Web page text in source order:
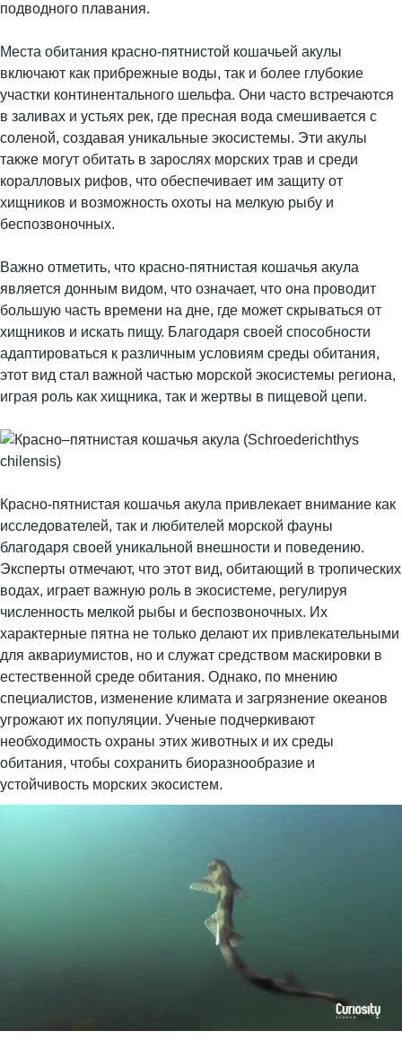
подводного плавания.
Места обитания красно-пятнистой кошачьей акулы
включают как прибрежные воды, так и более глубокие
участки континентального шельфа. Они часто встречаются
в заливах и устьях рек, где пресная вода смешивается с
соленой, создавая уникальные экосистемы. Эти акулы
также могут обитать в зарослях морских трав и среди
коралловых рифов, что обеспечивает им защиту от
хищников и возможность охоты на мелкую рыбу и
беспозвоночных.
Важно отметить, что красно-пятнистая кошачья акула
является донным видом, что означает, что она проводит
большую часть времени на дне, где может скрываться от
хищников и искать пищу. Благодаря своей способности
адаптироваться к различным условиям среды обитания,
этот вид стал важной частью морской экосистемы региона,
играя роль как хищника, так и жертвы в пищевой цепи.
Красно-пятнистая кошачья акула привлекает внимание как
исследователей, так и любителей морской фауны
благодаря своей уникальной внешности и поведению.
Эксперты отмечают, что этот вид, обитающий в тропических
водах, играет важную роль в экосистеме, регулируя
численность мелкой рыбы и беспозвоночных. Их
характерные пятна не только делают их привлекательными
для аквариумистов, но и служат средством маскировки в
естественной среде обитания. Однако, по мнению
специалистов, изменение климата и загрязнение океанов
угрожают их популяции. Ученые подчеркивают
необходимость охраны этих животных и их среды
обитания, чтобы сохранить биоразнообразие и
устойчивость морских экосистем.